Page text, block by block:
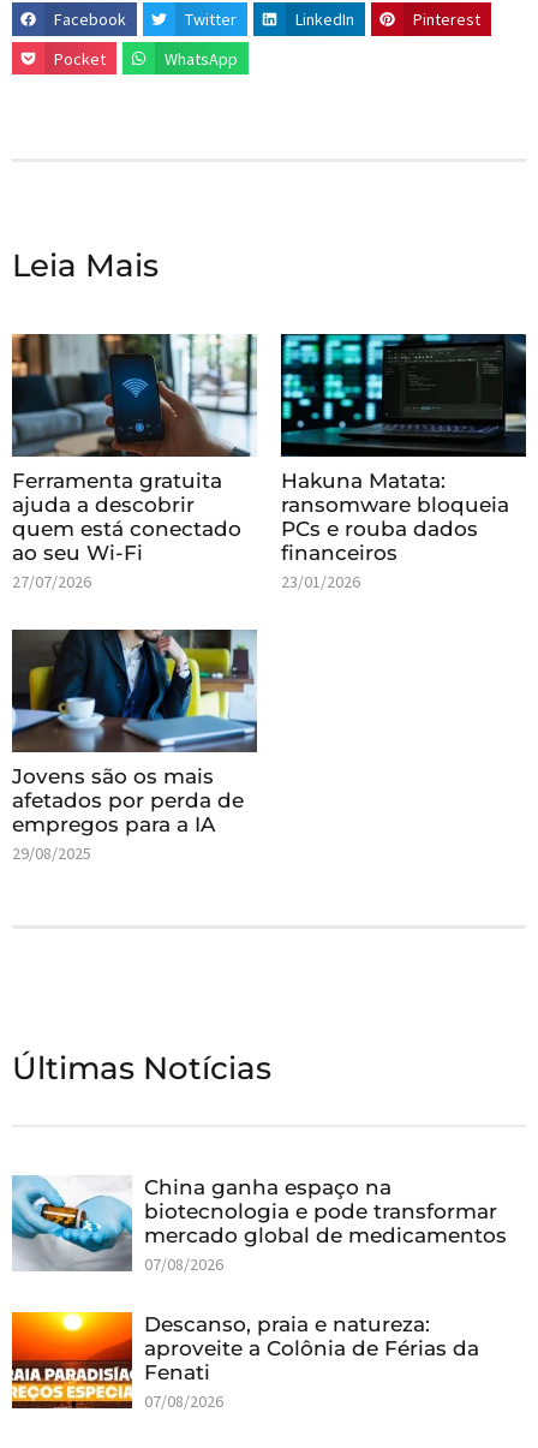
Facebook Twitter LinkedIn
Pinterest
Pocket
WhatsApp
Leia Mais
Ferramenta gratuita
ajuda a descobrir
quem está conectado
ao seu Wi-Fi
27/07/2026
Hakuna Matata:
ransomware bloqueia
PCs e rouba dados
financeiros
23/01/2026
Jovens são os mais
afetados por perda de
empregos para a IA
29/08/2025
Últimas Notícias
China ganha espaço na
biotecnologia e pode transformar
mercado global de medicamentos
07/08/2026
Descanso, praia e natureza:
aproveite a Colônia de Férias da
Fenati
07/08/2026